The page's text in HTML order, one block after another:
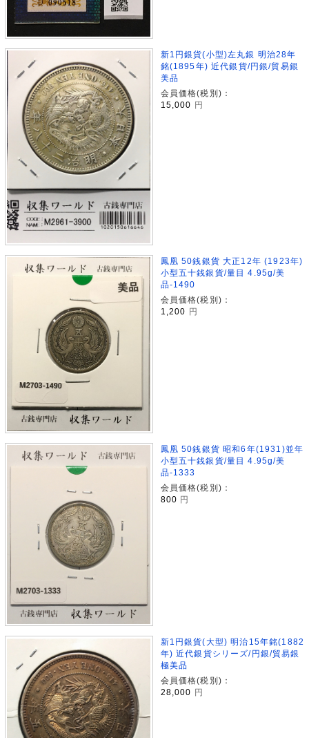
新1円銀貨(小型)左丸銀 明治28年
銘(1895年) 近代銀貨/円銀/貿易銀
美品
会員価格(税別)：
15,000 円
鳳凰 50銭銀貨 大正12年 (1923年)
小型五十銭銀貨/量目 4.95g/美
品-1490
会員価格(税別)：
1,200 円
鳳凰 50銭銀貨 昭和6年(1931)並年
小型五十銭銀貨/量目 4.95g/美
品-1333
会員価格(税別)：
800 円
新1円銀貨(大型) 明治15年銘(1882
年) 近代銀貨シリーズ/円銀/貿易銀
極美品
会員価格(税別)：
28,000
円